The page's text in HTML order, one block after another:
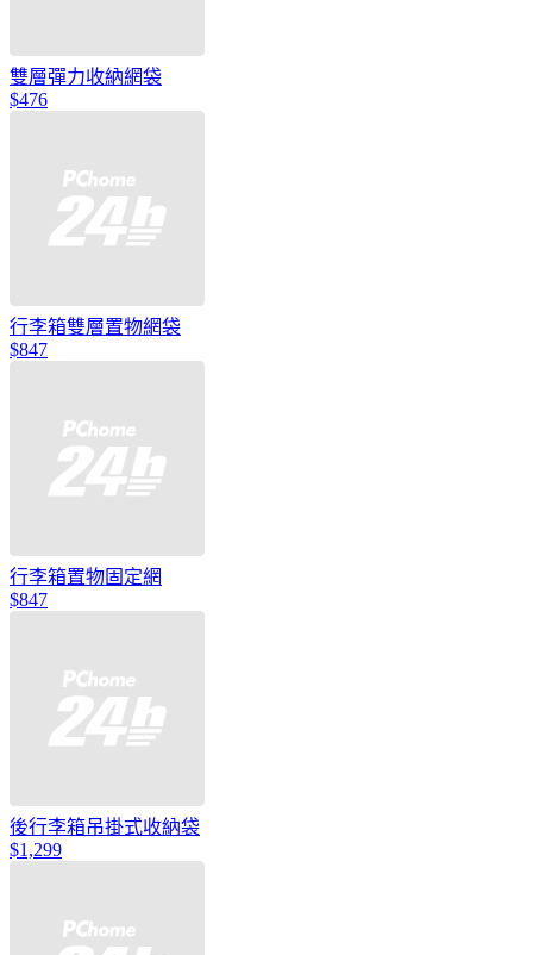
雙層彈力收納網袋
$476
行李箱雙層置物網袋
$847
行李箱置物固定網
$847
後行李箱吊掛式收納袋
$1,299